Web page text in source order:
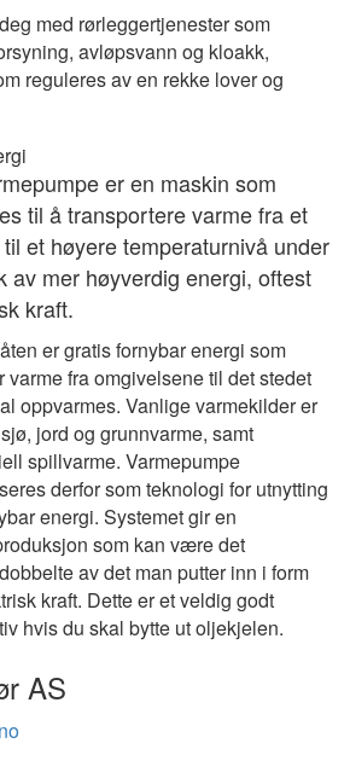
med rørleggertjenester som
avløpsvann og kloakk,
reguleres av en rekke lover og
er en maskin som
til å transportere varme fra et
et høyere temperaturnivå under
av mer høyverdig energi, oftest
kraft.
er gratis fornybar energi som
varme fra omgivelsene til det stedet
oppvarmes. Vanlige varmekilder er
jord og grunnvarme, samt
spillvarme. Varmepumpe
derfor som teknologi for utnytting
energi. Systemet gir en
som kan være det
av det man putter inn i form
kraft. Dette er et veldig godt
hvis du skal bytte ut oljekjelen.
AS